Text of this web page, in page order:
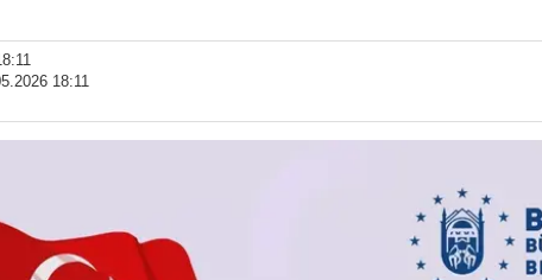
18:11